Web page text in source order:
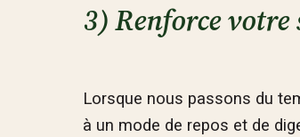
3) Renforce
Lorsque nous passons du
à un mode de repos et de